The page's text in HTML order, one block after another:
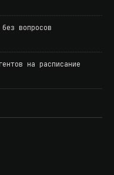
вопросов
на расписание